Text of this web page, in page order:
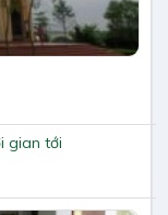
gian tới